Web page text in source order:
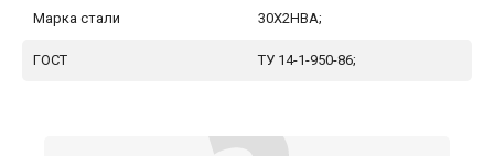
Марка стали 30Х2НВА;
ГОСТ ТУ 14-1-950-86;